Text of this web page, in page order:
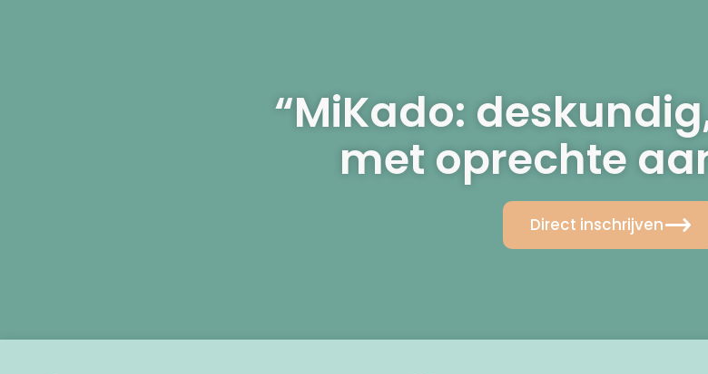
“MiKado:
met oprechte
Direct inschrijven